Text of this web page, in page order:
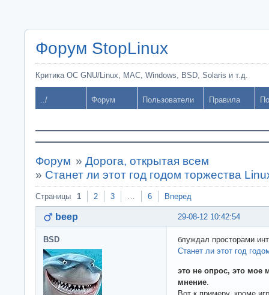
Форум StopLinux
Критика ОС GNU/Linux, MAC, Windows, BSD, Solaris и т.д.
../ Форум Пользователи Правила
Форум » Дорога, открытая всем
» Станет ли этот год годом торжества
Страницы 1 2 3 … 6 Вперед
29-08-12 10:42:54
beep
BSD
блуждал просторами
Станет ли этот год
это не опрос, это мое
мнение